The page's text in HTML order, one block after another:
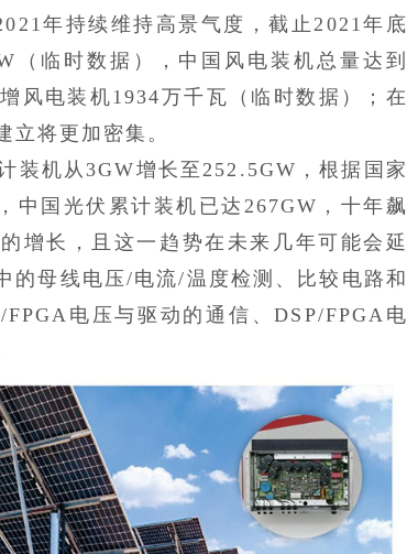
年持续维持高景气度，截止2021年底
（临时数据），中国风电装机总量达到
风电装机1934万千瓦（临时数据）；在
立将更加密集。
装机从3GW增长至252.5GW，根据国家
中国光伏累计装机已达267GW，十年飙
增长，且这一趋势在未来几年可能会延
的母线电压/电流/温度检测、比较电路和
电压与驱动的通信、DSP/FPGA电